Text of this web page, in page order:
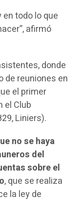
todo lo que
afirmó
donde
de reuniones en
el primer
el Club
Liniers).
no se haya
del
sobre el
, que se realiza
la ley de